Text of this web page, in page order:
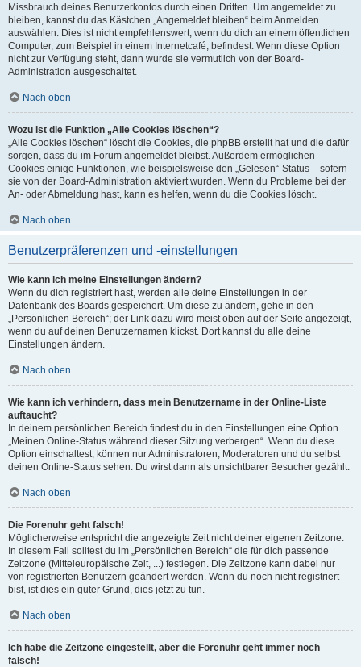
Missbrauch deines Benutzerkontos durch einen Dritten. Um angemeldet zu
bleiben, kannst du das Kästchen „Angemeldet bleiben“ beim Anmelden
auswählen. Dies ist nicht empfehlenswert, wenn du dich an einem öffentlichen
Computer, zum Beispiel in einem Internetcafé, befindest. Wenn diese Option
nicht zur Verfügung steht, dann wurde sie vermutlich von der Board-
Administration ausgeschaltet.
Nach oben
Wozu ist die Funktion „Alle Cookies löschen“?
„Alle Cookies löschen“ löscht die Cookies, die phpBB erstellt hat und die dafür
sorgen, dass du im Forum angemeldet bleibst. Außerdem ermöglichen
Cookies einige Funktionen, wie beispielsweise den „Gelesen“-Status – sofern
sie von der Board-Administration aktiviert wurden. Wenn du Probleme bei der
An- oder Abmeldung hast, kann es helfen, wenn du die Cookies löscht.
Nach oben
Benutzerpräferenzen und -einstellungen
Wie kann ich meine Einstellungen ändern?
Wenn du dich registriert hast, werden alle deine Einstellungen in der
Datenbank des Boards gespeichert. Um diese zu ändern, gehe in den
„Persönlichen Bereich“; der Link dazu wird meist oben auf der Seite angezeigt,
wenn du auf deinen Benutzernamen klickst. Dort kannst du alle deine
Einstellungen ändern.
Nach oben
Wie kann ich verhindern, dass mein Benutzername in der Online-Liste
auftaucht?
In deinem persönlichen Bereich findest du in den Einstellungen eine Option
„Meinen Online-Status während dieser Sitzung verbergen“. Wenn du diese
Option einschaltest, können nur Administratoren, Moderatoren und du selbst
deinen Online-Status sehen. Du wirst dann als unsichtbarer Besucher gezählt.
Nach oben
Die Forenuhr geht falsch!
Möglicherweise entspricht die angezeigte Zeit nicht deiner eigenen Zeitzone.
In diesem Fall solltest du im „Persönlichen Bereich“ die für dich passende
Zeitzone (Mitteleuropäische Zeit, ...) festlegen. Die Zeitzone kann dabei nur
von registrierten Benutzern geändert werden. Wenn du noch nicht registriert
bist, ist dies ein guter Grund, dies jetzt zu tun.
Nach oben
Ich habe die Zeitzone eingestellt, aber die Forenuhr geht immer noch
falsch!